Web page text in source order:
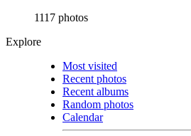
1117 photos
Explore
Most visited
Recent photos
Recent albums
Random photos
Calendar